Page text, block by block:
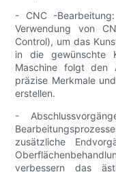
- CNC -
Verwendung von
Control), um das
in die gewünschte
Maschine folgt den
präzise Merkmale
erstellen.
-
zusätzliche
verbessern das